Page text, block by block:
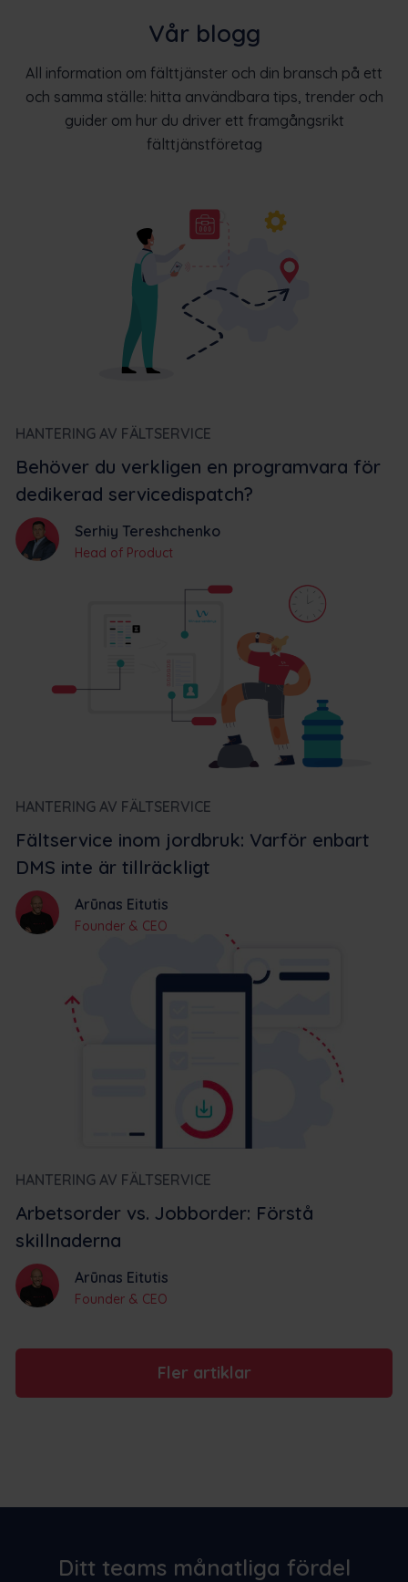
Vår blogg
All information om fälttjänster och din bransch på ett
och samma ställe: hitta användbara tips, trender och
guider om hur du driver ett framgångsrikt
fälttjänstföretag
HANTERING AV FÄLTSERVICE
Behöver du verkligen en programvara för
dedikerad servicedispatch?
Serhiy Tereshchenko
Head of Product
HANTERING AV FÄLTSERVICE
Fältservice inom jordbruk: Varför enbart
DMS inte är tillräckligt
Arūnas Eitutis
Founder & CEO
HANTERING AV FÄLTSERVICE
Arbetsorder vs. Jobborder: Förstå
skillnaderna
Arūnas Eitutis
Founder & CEO
Fler artiklar
Ditt teams månatliga fördel